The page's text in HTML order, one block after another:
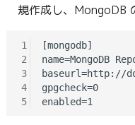
規作成し、MongoDB
1
2
3
4
5
[mongodb]
name=MongoDB
baseurl=http://
gpgcheck=0